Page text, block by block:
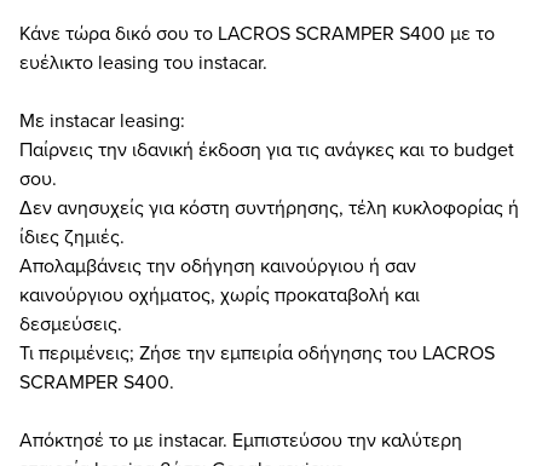
Κάνε τώρα δικό σου το LACROS SCRAMPER S400 με το
ευέλικτο leasing του instacar.
Με instacar leasing:
Παίρνεις την ιδανική έκδοση για τις ανάγκες και το budget
σου.
Δεν ανησυχείς για κόστη συντήρησης, τέλη κυκλοφορίας ή
ίδιες ζημιές.
Απολαμβάνεις την οδήγηση καινούργιου ή σαν
καινούργιου οχήματος, χωρίς προκαταβολή και
δεσμεύσεις.
Τι περιμένεις; Ζήσε την εμπειρία οδήγησης του LACROS
SCRAMPER S400.
Απόκτησέ το με instacar. Εμπιστεύσου την καλύτερη